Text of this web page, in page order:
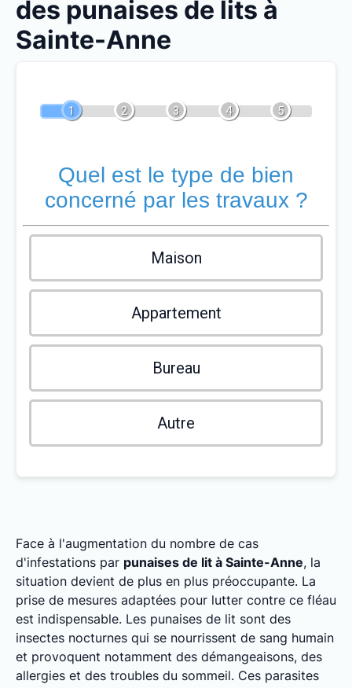
des punaises de lits à
Sainte-Anne
1 2 3 4 5
Quel est le type de bien
concerné par les travaux ?
Maison
Appartement
Bureau
Autre
Face à l'augmentation du nombre de cas
d'infestations par punaises de lit à Sainte-Anne, la
situation devient de plus en plus préoccupante. La
prise de mesures adaptées pour lutter contre ce fléau
est indispensable. Les punaises de lit sont des
insectes nocturnes qui se nourrissent de sang humain
et provoquent notamment des démangeaisons, des
allergies et des troubles du sommeil. Ces parasites